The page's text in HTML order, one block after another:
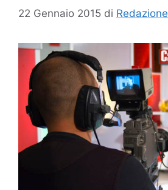
22 Gennaio 2015 di Redazione